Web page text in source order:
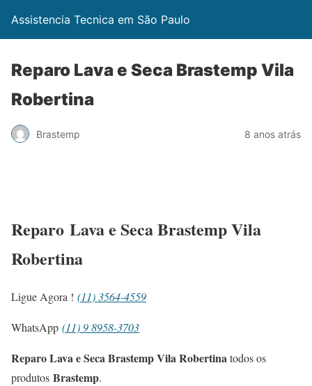
Assistencia Tecnica em São Paulo
Reparo Lava e Seca Brastemp Vila
Robertina
Brastemp 8 anos atrás
Reparo Lava e Seca Brastemp Vila
Robertina
Ligue Agora ! (11) 3564-4559
WhatsApp (11) 9 8958-3703
Reparo Lava e Seca Brastemp Vila Robertinatodos os
produtos Brastemp.